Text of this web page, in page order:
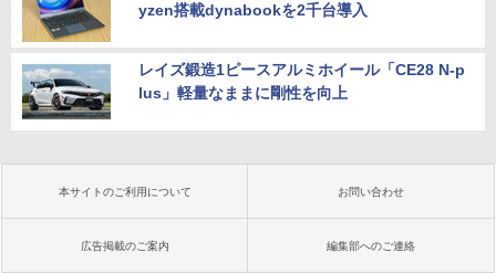
yzen搭載dynabookを2千台導入
レイズ鍛造1ピースアルミホイール「CE28 N-p
lus」軽量なままに剛性を向上
本サイトのご利用について お問い合わせ
広告掲載のご案内 編集部へのご連絡